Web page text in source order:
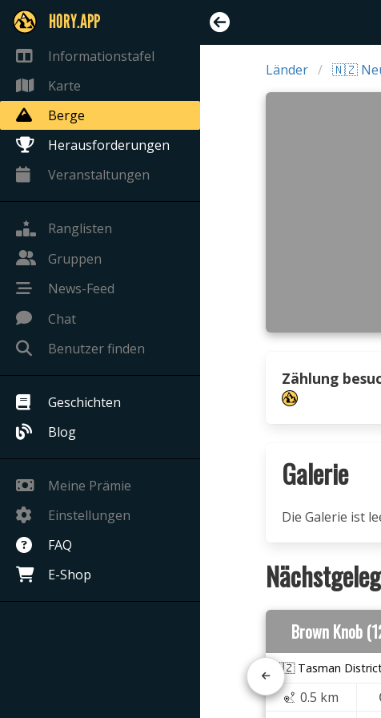
HORY.APP
Informationstafel
Karte
Berge
Herausforderungen
Veranstaltungen
Ranglisten
Gruppen
News-Feed
Chat
Benutzer finden
Geschichten
Blog
Meine Prämie
Einstellungen
FAQ
E-Shop
Länder 🇳🇿
Zählung
Galerie
Die Galerie ist
Brown Knob
🇳🇿 Tasman
0.5 km